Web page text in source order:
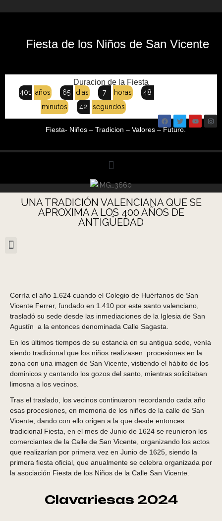
Fiesta de los Niños de San Vicente
Duracion de la Fiesta
401 años 65 dias 7 horas
48
minutos
42 segundos
Fiesta- Niños – Tradicion – Valores – Futuro.
UNA TRADICIÓN VALENCIANA QUE SE
APROXIMA A LOS 400 AÑOS DE
ANTIGÜEDAD
Corría el año 1.624 cuando el Colegio de Huérfanos de San
Vicente Ferrer, fundado en 1.410 por este santo valenciano,
trasladó su sede desde las inmediaciones de la Iglesia de San
Agustín a la entonces denominada Calle Sagasta.
En los últimos tiempos de su estancia en su antigua sede, venía
siendo tradicional que los niños realizasen procesiones en la
zona con una imagen de San Vicente, vistiendo el hábito de los
dominicos y cantando los gozos del santo, mientras solicitaban
limosna a los vecinos.
Tras el traslado, los vecinos continuaron recordando cada año
esas procesiones, en memoria de los niños de la calle de San
Vicente, dando con ello origen a la que desde entonces
tradicional Fiesta, en el mes de Junio de 1624 se reunieron los
comerciantes de la Calle de San Vicente, organizando los actos
que realizarían por primera vez en Junio de 1625, siendo la
primera fiesta oficial, que anualmente se celebra organizada por
la asociación Fiesta de los Niños de la Calle San Vicente.
Clavariesas 2024